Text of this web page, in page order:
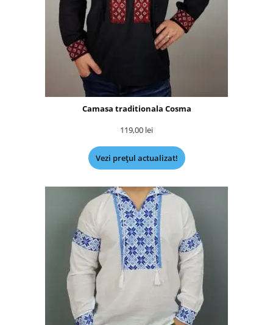
Camasa traditionala Cosma
119,00 lei
Vezi prețul actualizat!